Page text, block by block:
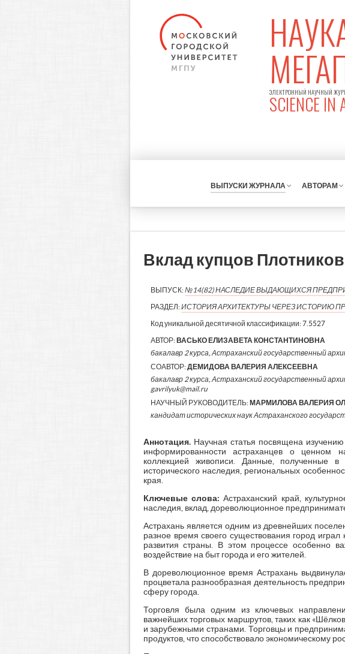
ЭЛЕКТРОННЫЙ НАУЧНЫЙ
SCIENCE IN
ВЫПУСКИ ЖУРНАЛА АВТОРАМ
Вклад купцов
ВЫПУСК:№14(82) НАСЛЕДИЕ ВЫДАЮЩИХСЯ
РАЗДЕЛ:ИСТОРИЯ АРХИТЕКТУРЫ ЧЕРЕЗ ИСТОРИЮ
Код уникальной десятичной классификации:7.5527
АВТОР: ВАСЬКО ЕЛИЗАВЕТА КОНСТАНТИНОВНА
бакалавр 2 курса, Астраханский государственный
СОАВТОР:ДЕМИДОВА ВАЛЕРИЯ АЛЕКСЕЕВНА
бакалавр 2 курса, Астраханский государственный
gavrilyuk@mail.ru
НАУЧНЫЙ РУКОВОДИТЕЛЬ: МАРМИЛОВА ВАЛЕРИЯ
кандидат исторических наук Астраханского
Аннотация.Научная статья посвящена
информированности астраханцев о ценном
коллекцией живописи. Данные, полученные в
исторического наследия, региональных
края.
Ключевые слова:Астраханский край,
наследия, вклад, дореволюционное
Астрахань является одним из древнейших
разное время своего существования город
развития страны. В этом процессе особенно
воздействие на быт города и его жителей.
В дореволюционное время Астрахань
процветала разнообразная деятельность
сферу города.
Торговля была одним из ключевых
важнейших торговых маршрутов, таких как
и зарубежными странами. Торговцы и
продуктов, что способствовало экономическому